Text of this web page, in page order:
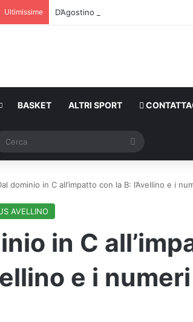
Ultimissime
BASKET ALTRI SPORT
Cerca
dominio in C all’impatto con la B: l’Avellino e i
AVELLINO
in C
e i